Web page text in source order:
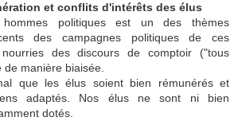
et conflits d'intérêts des élus
hommes politiques est un des thèmes
des campagnes politiques de ces
des discours de comptoir ("tous
manière biaisée.
que les élus soient bien rémunérés et
adaptés. Nos élus ne sont ni bien
dotés.